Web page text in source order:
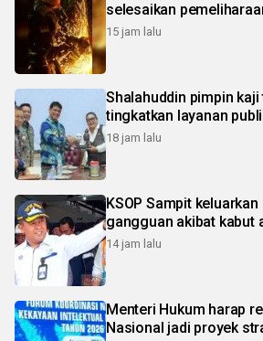
selesaikan
15 jam lalu
Shalahuddin pimpin
tingkatkan layanan
18 jam lalu
KSOP Sampit
gangguan akibat kabut
14 jam lalu
Menteri Hukum harap
Nasional jadi proyek